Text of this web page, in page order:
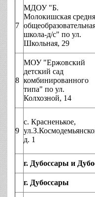
7
МДОУ "Б.
Молокишская
школа-д/с" по ул.
Школьная, 29
8
МОУ "Ержовский
детский сад
комбинированного
типа" по ул.
Колхозной, 14
9
с. Красненькое,
д. 1
г. Дубоссары и
г. Дубоссары